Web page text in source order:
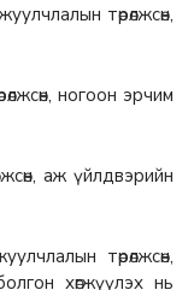
төрөлжсөн,
ногоон эрчим
аж үйлдвэрийн
төрөлжсөн,
хөгжүүлэх нь